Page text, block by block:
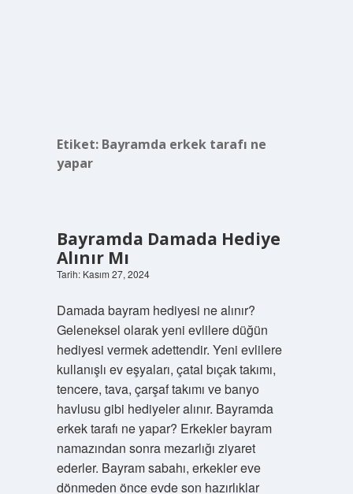
Etiket: Bayramda erkek tarafı ne
yapar
Bayramda Damada Hediye
Alınır Mı
Tarih: Kasım 27, 2024
Damada bayram hediyesi ne alınır?
Geleneksel olarak yeni evlilere düğün
hediyesi vermek adettendir. Yeni evlilere
kullanışlı ev eşyaları, çatal bıçak takımı,
tencere, tava, çarşaf takımı ve banyo
havlusu gibi hediyeler alınır. Bayramda
erkek tarafı ne yapar? Erkekler bayram
namazından sonra mezarlığı ziyaret
ederler. Bayram sabahı, erkekler eve
dönmeden önce evde son hazırlıklar